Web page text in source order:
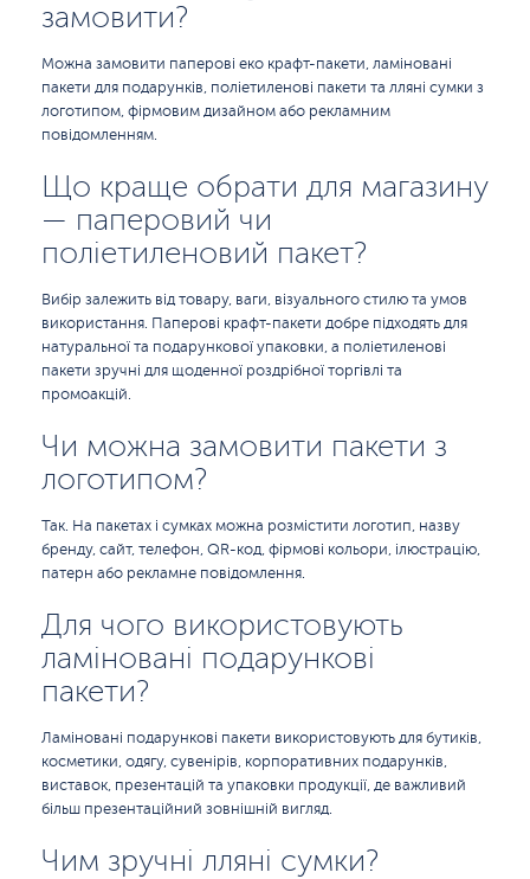
замовити?
Можна замовити паперові еко крафт-пакети, ламіновані
пакети для подарунків, поліетиленові пакети та лляні сумки з
логотипом, фірмовим дизайном або рекламним
повідомленням.
Що краще обрати для магазину
— паперовий чи
поліетиленовий пакет?
Вибір залежить від товару, ваги, візуального стилю та умов
використання. Паперові крафт-пакети добре підходять для
натуральної та подарункової упаковки, а поліетиленові
пакети зручні для щоденної роздрібної торгівлі та
промоакцій.
Чи можна замовити пакети з
логотипом?
Так. На пакетах і сумках можна розмістити логотип, назву
бренду, сайт, телефон, QR-код, фірмові кольори, ілюстрацію,
патерн або рекламне повідомлення.
Для чого використовують
ламіновані подарункові
пакети?
Ламіновані подарункові пакети використовують для бутиків,
косметики, одягу, сувенірів, корпоративних подарунків,
виставок, презентацій та упаковки продукції, де важливий
більш презентаційний зовнішній вигляд.
Чим зручні лляні сумки?